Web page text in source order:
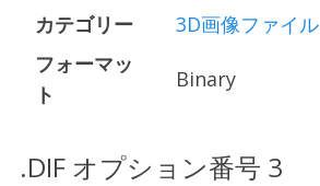
カテゴリー
3D画像ファイル
フォーマッ
ト
Binary
.DIF オプション番号 3